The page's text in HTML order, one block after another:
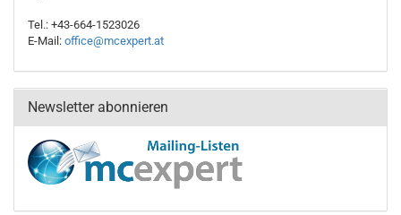
Tel.: +43-664-1523026
E-Mail: office@mcexpert.at
Newsletter abonnieren